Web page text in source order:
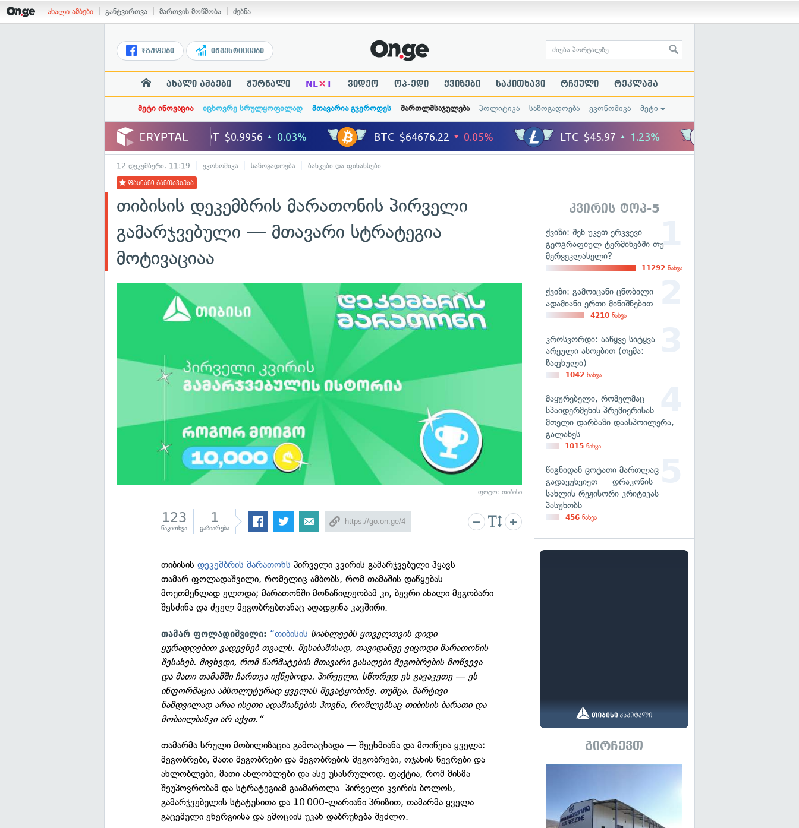
ახალი ამბები განტვირთვა მართვის მოწმობა ძებნა
ჯგუფები ინვესტიციები
ახალი ამბები ჟურნალი NE×T ვიდეო ოპ-ედი ქვიზები საკითხავი რჩეული რეკლამა
მეტი ინოვაცია იცხოვრე სრულყოფილად მთავარია გჯეროდეს მართლმსაჯულება პოლიტიკა საზოგადოება ეკონომიკა მეტი
12 დეკემბერი, 11:19 ეკონომიკა საზოგადოება ბანკები და ფინანსები
ფასიანი განთავსება
თიბისის დეკემბრის მარათონის პირველი
გამარჯვებული — მთავარი სტრატეგია
მოტივაციაა
ფოტო: თიბისი
123
წაკითხვა
1
გაზიარება
თიბისისდეკემბრის მარათონსპირველი კვირის გამარჯვებული ჰყავს —
თამარ ფოლადაშვილი, რომელიც ამბობს, რომ თამაშის დაწყებას
მოუთმენლად ელოდა; მარათონში მონაწილეობამ კი, ბევრი ახალი მეგობარი
შესძინა და ძველ მეგობრებთანაც აღადგინა კავშირი.
თამარ ფოლადიშვილი: “თიბისის სიახლეებს ყოველთვის დიდი
ყურადღებით ვადევნებ თვალს. შესაბამისად, თავიდანვე ვიცოდი მარათონის
შესახებ. მივხვდი, რომ წარმატების მთავარი გასაღები მეგობრების მოწვევა
და მათი თამაშში ჩართვა იქნებოდა. პირველი, სწორედ ეს გავაკეთე — ეს
ინფორმაცია აბსოლუტურად ყველას შევატყობინე. თუმცა, მარტივი
ნამდვილად არაა ისეთი ადამიანების პოვნა, რომლებსაც თიბისის ბარათი და
მობაილბანკი არ აქვთ.“
თამარმა სრული მობილიზაცია გამოაცხადა — შეეხმიანა და მოიწვია ყველა:
მეგობრები, მათი მეგობრები და მეგობრების მეგობრები, ოჯახის წევრები და
ახლობლები, მათი ახლობლები და ასე უსასრულოდ. ფაქტია, რომ მისმა
შეუპოვრობამ და სტრატეგიამ გაამართლა. პირველი კვირის ბოლოს,
გამარჯვებულის სტატუსითა და 10 000-ლარიანი პრიზით, თამარმა ყველა
გაცემული ენერგიისა და ემოციის უკან დაბრუნება შეძლო.
კვირის ტოპ-5
ქვიზი: შენ უკეთ ერკვევი
გეოგრაფიულ ტერმინებში თუ
მერვეკლასელი?
11292 ნახვა
ქვიზი: გამოიცანი ცნობილი
ადამიანი ერთი მინიშნებით
4210 ნახვა
კროსვორდი: ააწყვე სიტყვა
არეული ასოებით (თემა:
ზაფხული)
1042 ნახვა
მაყურებელი, რომელმაც
სპაიდერმენის პრემიერისას
მთელი დარბაზი დაასპოილერა,
გალახეს
1015 ნახვა
წიგნიდან ცოტათი მართლაც
გადავუხვიეთ — დრაკონის
სახლის რეჟისორი კრიტიკას
პასუხობს
456 ნახვა
გირჩევთ